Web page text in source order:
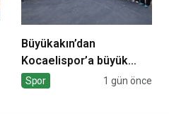
Büyükakın’dan
Kocaelispor’a büyük
moral
Spor 1 gün önce